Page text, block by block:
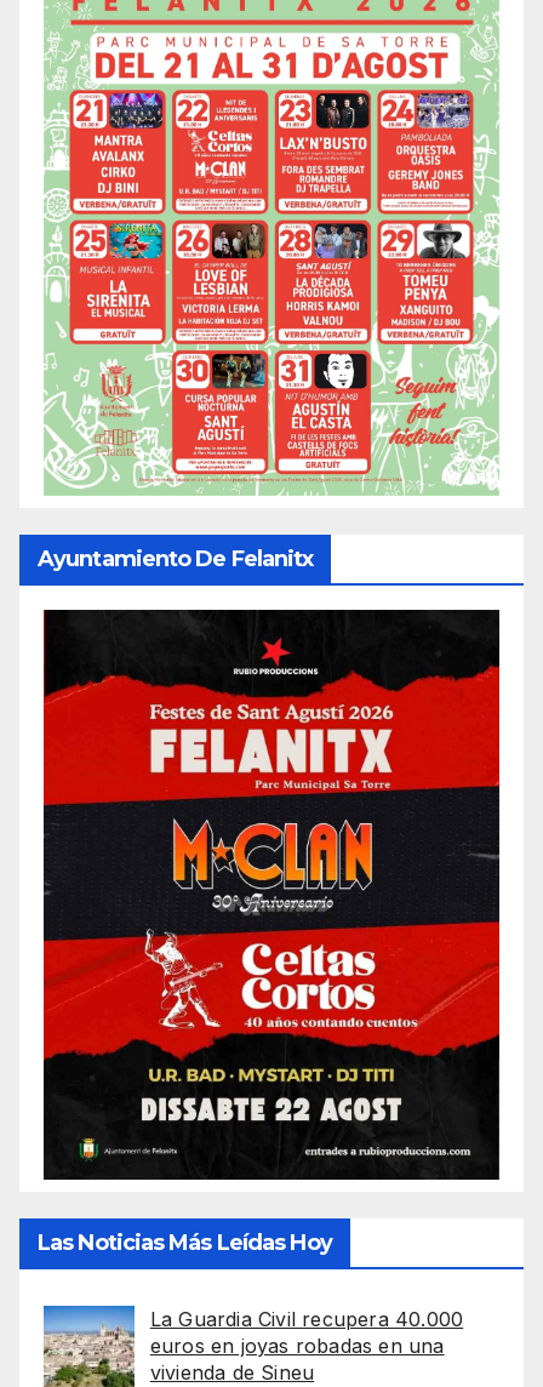
Ayuntamiento De Felanitx
Las Noticias Más Leídas Hoy
La Guardia Civil recupera 40.000
euros en joyas robadas en una
vivienda de Sineu